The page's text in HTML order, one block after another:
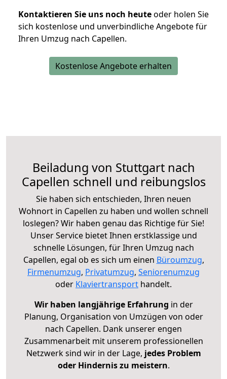
Kontaktieren Sie uns noch heuteoder holen Sie
sich kostenlose und unverbindliche Angebote für
Ihren Umzug nach Capellen.
Kostenlose Angebote erhalten
Beiladung von Stuttgart nach
Capellen schnell und reibungslos
Sie haben sich entschieden, Ihren neuen
Wohnort in Capellen zu haben und wollen schnell
loslegen? Wir haben genau das Richtige für Sie!
Unser Service bietet Ihnen erstklassige und
schnelle Lösungen, für Ihren Umzug nach
Capellen, egal ob es sich um einen Büroumzug,
Firmenumzug, Privatumzug, Seniorenumzug
oder Klaviertransport handelt.
Wir haben langjährige Erfahrung in der
Planung, Organisation von Umzügen von oder
nach Capellen. Dank unserer engen
Zusammenarbeit mit unserem professionellen
Netzwerk sind wir in der Lage, jedes Problem
oder Hindernis zu meistern.